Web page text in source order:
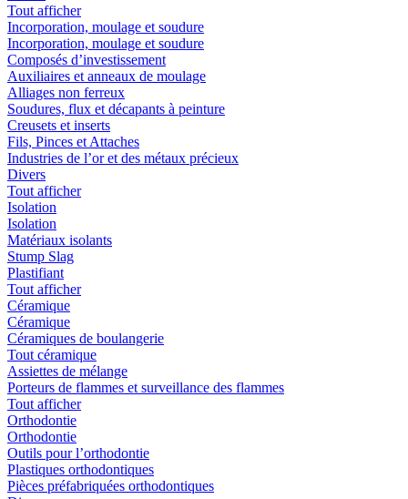
Tout afficher
Incorporation, moulage et soudure
Incorporation, moulage et soudure
Composés d’investissement
Auxiliaires et anneaux de moulage
Alliages non ferreux
Soudures, flux et décapants à peinture
Creusets et inserts
Fils, Pinces et Attaches
Industries de l’or et des métaux précieux
Divers
Tout afficher
Isolation
Isolation
Matériaux isolants
Stump Slag
Plastifiant
Tout afficher
Céramique
Céramique
Céramiques de boulangerie
Tout céramique
Assiettes de mélange
Porteurs de flammes et surveillance des flammes
Tout afficher
Orthodontie
Orthodontie
Outils pour l’orthodontie
Plastiques orthodontiques
Pièces préfabriquées orthodontiques